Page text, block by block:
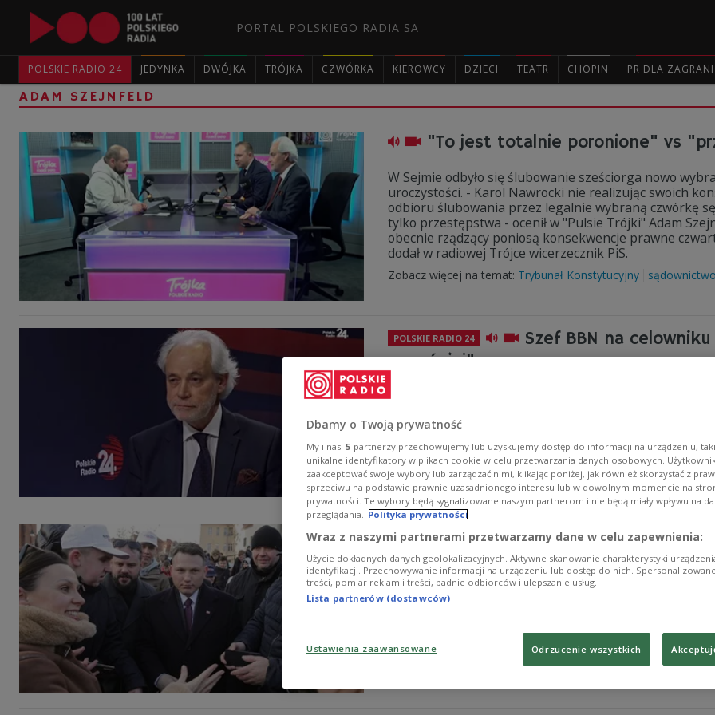
PORTAL POLSKIEGO RADIA SA
POLSKIE RADIO 24 JEDYNKA DWÓJKA TRÓJKA CZWÓRKA KIEROWCY DZIECI TEATR CHOPIN PR DLA
ADAM SZEJNFELD
"To jest totalnie poronione" vs
W Sejmie odbyło się ślubowanie sześciorga nowo
uroczystości. - Karol Nawrocki nie realizując swoich
odbioru ślubowania przez legalnie wybraną czwórkę
tylko przestępstwa - ocenił w "Pulsie Trójki" Adam
obecnie rządzący poniosą konsekwencje prawne
dodał w radiowej Trójce wicerzecznik PiS.
Zobacz więcej na temat: Trybunał Konstytucyjny sądownictwo
POLSKIE RADIO 24
Szef BBN na
wcześniej"
Agencja Bezpieczeństwa Wewnętrznego złożyła do
Bezpieczeństwa Narodowego. Chodzi o udział w
z sytuacją po prostu kuriozalną - powiedział w
Zobacz więcej na temat:polityka Agencja Bezpieczeństwa
Rada Bezpieczeństwa Narodowego
POLSKA służby i
POLSKIE RADIO 24 Mentzen w drugiej
Zdaniem Adama Szejnfelda do drugiej tury dostanie
że kandydat Konfederacji ciągle reprezentuje niszową
Polskiego Radia 24" senator Koalicji Obywatelskiej.
Rafał Trzaskowski
Dbamy o Twoją prywatność
My i nasi 5 partnerzy przechowujemy lub uzyskujemy dostęp do informacji na urządzeniu,
unikalne identyfikatory w plikach cookie w celu przetwarzania danych osobowych.
zaakceptować swoje wybory lub zarządzać nimi, klikając poniżej, jak również skorzystać z
sprzeciwu na podstawie prawnie uzasadnionego interesu lub w dowolnym momencie na
prywatności. Te wybory będą sygnalizowane naszym partnerom i nie będą miały wpływu na
przeglądania. Polityka prywatności
Wraz z naszymi partnerami przetwarzamy dane w celu zapewnienia:
Użycie dokładnych danych geolokalizacyjnych. Aktywne skanowanie charakterystyki
identyfikacji. Przechowywanie informacji na urządzeniu lub dostęp do nich.
treści, pomiar reklam i treści, badnie odbiorców i ulepszanie usług.
Lista partnerów (dostawców)
Ustawienia zaawansowane Odrzucenie wszystkich